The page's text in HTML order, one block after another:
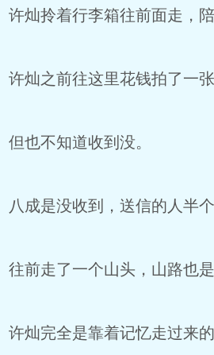
许灿拎着行李箱往前面走，
许灿之前往这里花钱拍了一张
但也不知道收到没。
八成是没收到，送信的人半
往前走了一个山头，山路也
许灿完全是靠着记忆走过来的